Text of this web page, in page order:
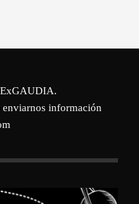
ExGAUDIA.
enviarnos información